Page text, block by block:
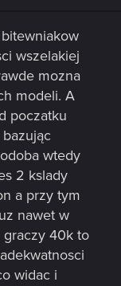
wszelakiej
mozna
modeli. A
poczatku
wtedy
2 kslady
a przy tym
nawet w
graczy 40k to
widac i